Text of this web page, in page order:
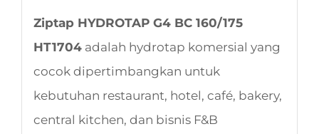
Ziptap HYDROTAP G4 BC 160/175
HT1704adalah hydrotap komersial yang
cocok dipertimbangkan untuk
kebutuhan restaurant, hotel, café, bakery,
central kitchen, dan bisnis F&B